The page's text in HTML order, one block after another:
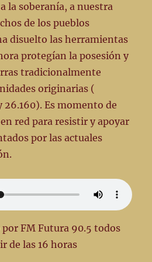
la soberanía, a nuestra
de los pueblos
disuelto las herramientas
protegían la posesión y
tradicionalmente
originarias (
26.160). Es momento de
red para resistir y apoyar
por las actuales
por FM Futura 90.5 todos
de las 16 horas